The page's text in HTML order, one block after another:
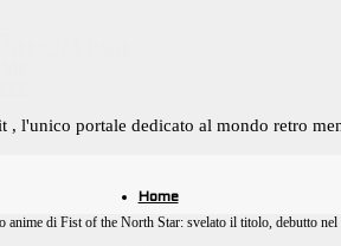
, l'unico portale dedicato al mondo retro
Home
anime di Fist of the North Star: svelato il titolo, debutto nel